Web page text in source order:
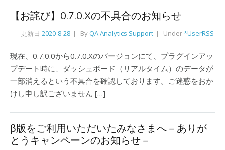
【お詫び】0.7.0.Xの不具合のお知らせ
更新日 2020-8-28 ByQA Analytics Support Under*UserRSS
現在、0.7.0.0から0.7.0.Xのバージョンにて、プラグインアッ
プデート時に、ダッシュボード（リアルタイム）のデータが
一部消えるという不具合を確認しております。ご迷惑をおか
けし申し訳ございません […]
β版をご利用いただいたみなさまへ – ありが
とうキャンペーンのお知らせ –